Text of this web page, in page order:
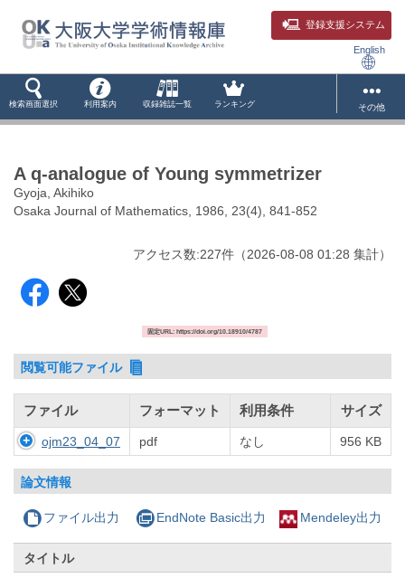
登録支援システム
English
検索画面選択 利用案内 収録雑誌一覧 ランキング その他
A q-analogue of Young symmetrizer
Gyoja, Akihiko
Osaka Journal of Mathematics, 1986, 23(4), 841-852
アクセス数:227件 （2026-08-08 01:28 集計）
固定URL: https://doi.org/10.18910/4787
閲覧可能ファイル
ファイル フォーマット 利用条件 サイズ
ojm23_04_07 pdf なし 956 KB
論文情報
ファイル出力 EndNote Basic出力 Mendeley出力
タイトル